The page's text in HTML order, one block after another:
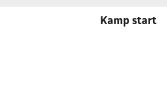
Kamp start